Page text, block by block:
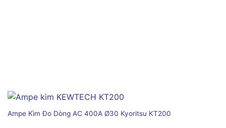
Ampe Kìm Đo Dòng AC 400A Ø30 Kyoritsu KT200